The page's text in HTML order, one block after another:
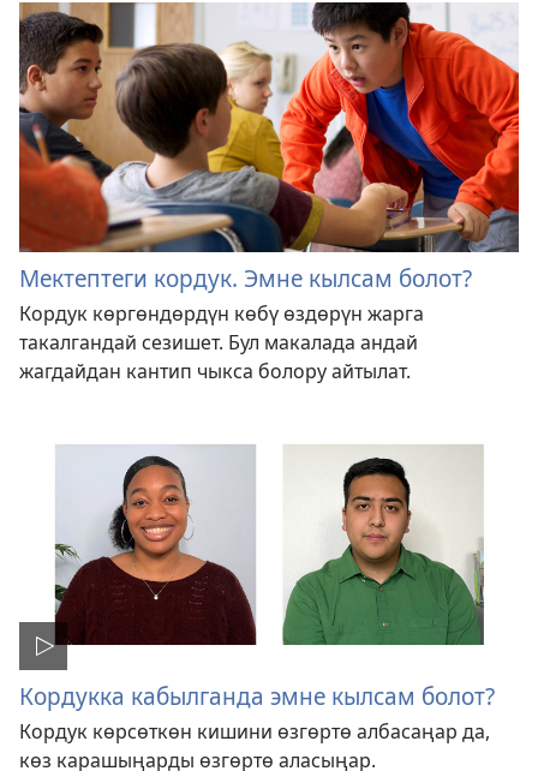
Мектептеги кордук. Эмне кылсам болот?
Кордук көргөндөрдүн көбү өздөрүн жарга
такалгандай сезишет. Бул макалада андай
жагдайдан кантип чыкса болору айтылат.
Кордукка кабылганда эмне кылсам болот?
Кордук көрсөткөн кишини өзгөртө албасаңар да,
көз карашыңарды өзгөртө аласыңар.